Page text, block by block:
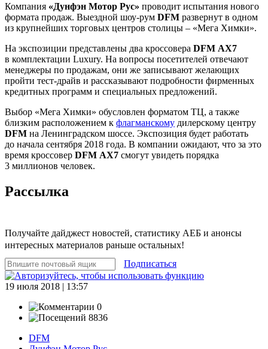
Компания «Дунфэн Мотор Рус» проводит испытания нового
формата продаж. Выездной шоу-рум DFM развернут в одном
из крупнейших торговых центров столицы – «Мега Химки».
На экспозиции представлены два кроссовера DFM AX7
в комплектации Luxury. На вопросы посетителей отвечают
менеджеры по продажам, они же записывают желающих
пройти тест-драйв и рассказывают подробности фирменных
кредитных программ и специальных предложений.
Выбор «Мега Химки» обусловлен форматом ТЦ, а также
близким расположением к флагманскому дилерскому центру
DFM на Ленинградском шоссе. Экспозиция будет работать
до начала сентября 2018 года. В компании ожидают, что за это
время кроссовер DFM AX7 смогут увидеть порядка
3 миллионов человек.
Рассылка
Получайте дайджест новостей, статистику АЕБ и анонсы
интересных материалов раньше остальных!
Подписаться
19 июля 2018 | 13:57
0
8836
DFM